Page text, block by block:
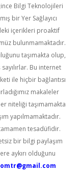
Bilgi Teknolojileri
bir Yer Sağlayıcı
içerikleri proaktif
bulunmamaktadır.
taşımakta olup,
Bu internet
ile hiçbir bağlantısı
makaleler
niteliği taşımamakta
yapılmamaktadır.
tesadüfidir.
bir bilgi paylaşım
aykırı olduğunu